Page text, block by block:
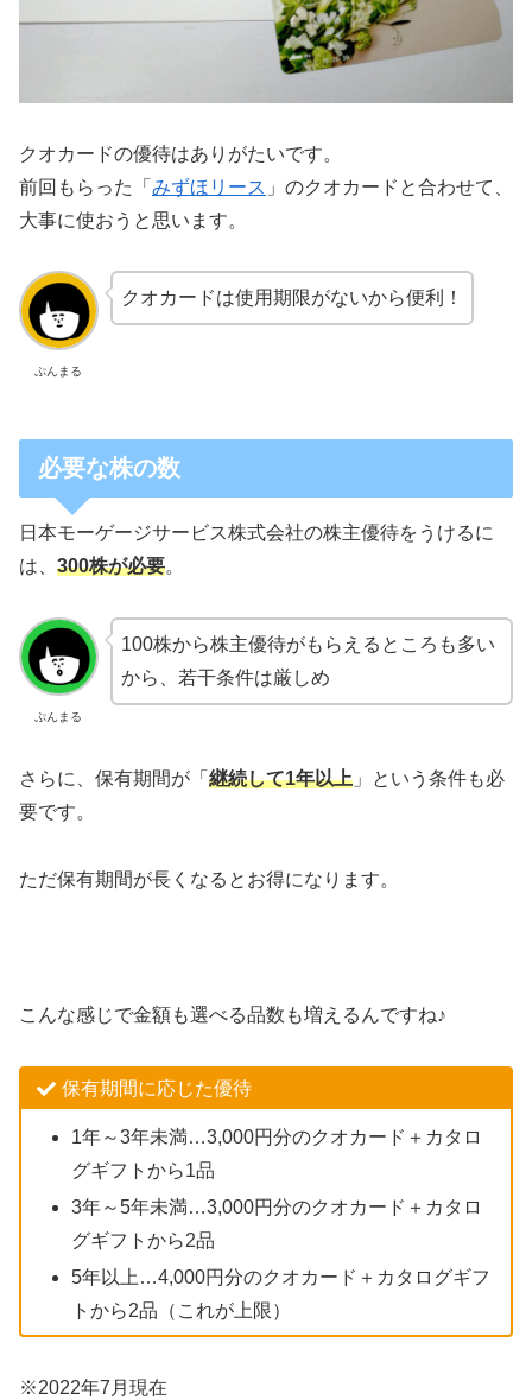
クオカードの優待はありがたいです。
前回もらった「 みずほリース 」のクオカードと合わせて、
大事に使おうと思います。
ぷんまる
クオカードは使用期限がないから便利！
必要な株の数
日本モーゲージサービス株式会社の株主優待をうけるに
は、 300株が必要。
ぷんまる
100株から株主優待がもらえるところも多い
から、若干条件は厳しめ
さらに、保有期間が「 継続して1年以上 」という条件も必
要です。
ただ保有期間が長くなるとお得になります。
こんな感じで金額も選べる品数も増えるんですね♪
保有期間に応じた優待
1年～3年未満…3,000円分のクオカード＋カタロ
グギフトから1品
3年～5年未満…3,000円分のクオカード＋カタロ
グギフトから2品
5年以上…4,000円分のクオカード＋カタログギフ
トから2品（これが上限）
※2022年7月現在